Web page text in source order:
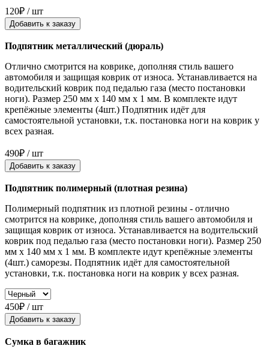
120₽ / шт
Добавить к заказу
Подпятник металлический (дюраль)
Отлично смотрится на коврике, дополняя стиль вашего
автомобиля и защищая коврик от износа. Устанавливается на
водительский коврик под педалью газа (место постановки
ноги). Размер 250 мм x 140 мм x 1 мм. В комплекте идут
крепёжные элементы (4шт.) Подпятник идёт для
самостоятельной установки, т.к. постановка ноги на коврик у
всех разная.
490₽ / шт
Добавить к заказу
Подпятник полимерный (плотная резина)
Полимерный подпятник из плотной резины - отлично
смотрится на коврике, дополняя стиль вашего автомобиля и
защищая коврик от износа. Устанавливается на водительский
коврик под педалью газа (место постановки ноги). Размер 250
мм x 140 мм x 1 мм. В комплекте идут крепёжные элементы
(4шт.) саморезы. Подпятник идёт для самостоятельной
установки, т.к. постановка ноги на коврик у всех разная.
450₽ / шт
Добавить к заказу
Сумка в багажник